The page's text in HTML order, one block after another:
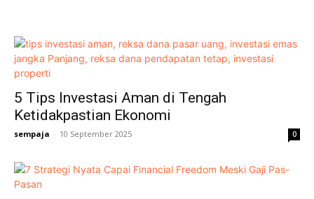
5 Tips Investasi Aman di Tengah
Ketidakpastian Ekonomi
sempaja - 10 September 2025 0